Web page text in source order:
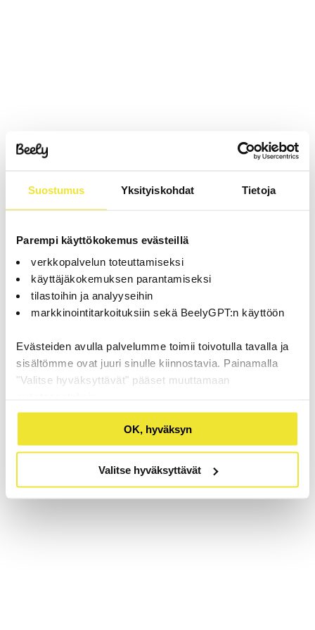
Suostumus Yksityiskohdat Tietoja
Parempi käyttökokemus evästeillä
verkkopalvelun toteuttamiseksi
käyttäjäkokemuksen parantamiseksi
tilastoihin ja analyyseihin
markkinointitarkoituksiin sekä BeelyGPT:n käyttöön
Evästeiden avulla palvelumme toimii toivotulla tavalla ja
sisältömme ovat juuri sinulle kiinnostavia. Painamalla
"Valitse hyväksyttävät" pääset muuttamaan
OK, hyväksyn
Valitse hyväksyttävät